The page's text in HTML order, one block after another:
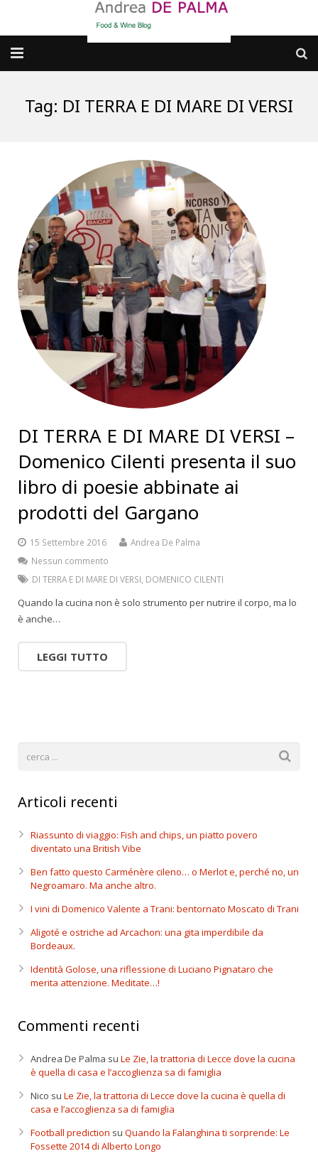
Chi sono
dove MANGIARE
cosa CUCINARE
dove ANDARE
Punti di vista e approfondimenti
Contatti
Tag: DI TERRA E DI MARE DI VERSI
DI TERRA E DI MARE DI VERSI –
Domenico Cilenti presenta il suo
libro di poesie abbinate ai
prodotti del Gargano
15 Settembre 2016
Andrea De Palma
Nessun commento
DI TERRA E DI MARE DI VERSI DOMENICO CILENTI
Quando la cucina non è solo strumento per nutrire il corpo, ma lo
è anche…
LEGGI TUTTO
Articoli recenti
Riassunto di viaggio: Fish and chips, un piatto povero
diventato una British Vibe
Ben fatto questo Carménère cileno… o Merlot e, perché no, un
Negroamaro. Ma anche altro.
I vini di Domenico Valente a Trani: bentornato Moscato di Trani
Aligoté e ostriche ad Arcachon: una gita imperdibile da
Bordeaux.
Identità Golose, una riflessione di Luciano Pignataro che
merita attenzione. Meditate…!
Commenti recenti
Andrea De Palma su Le Zie, la trattoria di Lecce dove la cucina
è quella di casa e l’accoglienza sa di famiglia
Nico su Le Zie, la trattoria di Lecce dove la cucina è quella di
casa e l’accoglienza sa di famiglia
Football prediction su Quando la Falanghina ti sorprende: Le
Fossette 2014 di Alberto Longo